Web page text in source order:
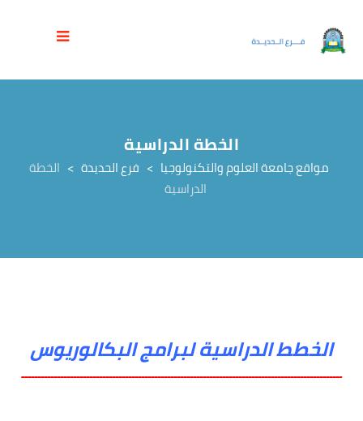
الخطة الدراسية
مواقع جامعة العلوم والتكنولوجيا > فرع الحديدة > الخطة
الدراسية
الخطط الدراسية لبرامج البكالوريوس
ـــــــــــــــــــــــــــــــــــــــــــــــــــــــــــــــــــــــــــــــــــــــــــــــــــ